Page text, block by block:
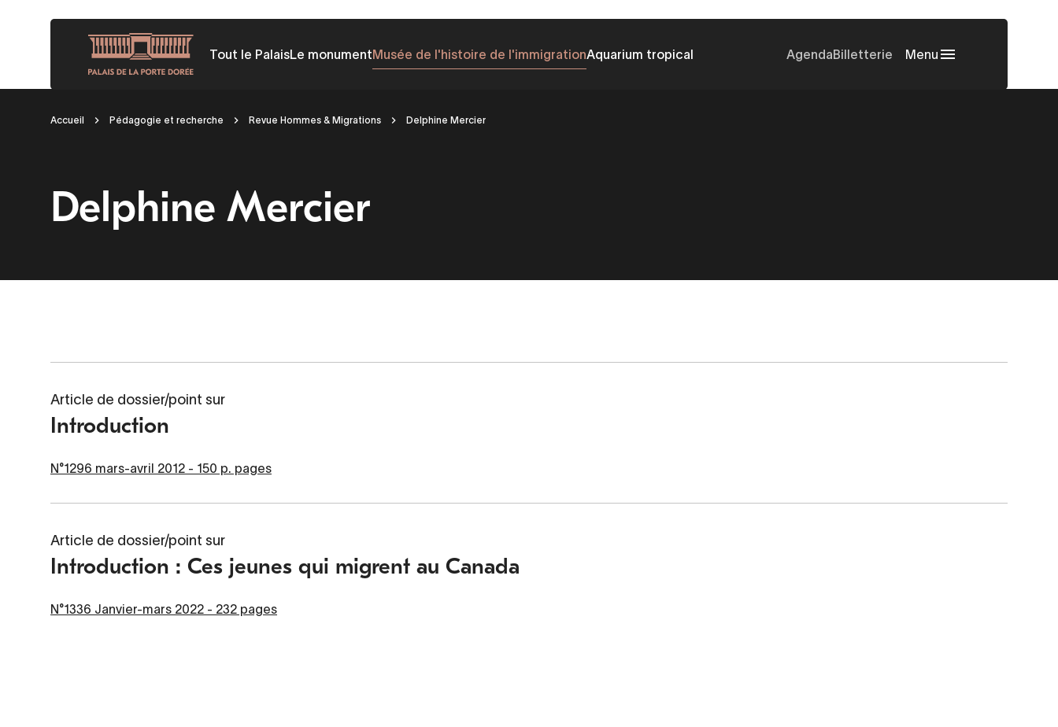
principal
Tout le PalaisLe monumentMusée de l'histoire de l'immigrationAquarium tropical AgendaBilletterie Menu
Fil
Accueil Pédagogie et recherche Revue Hommes & Migrations Delphine Mercier
Delphine Mercier
Article de dossier/point sur
Introduction
N°1296 mars-avril 2012 - 150 p. pages
Article de dossier/point sur
Introduction : Ces jeunes qui migrent au Canada
N°1336 Janvier-mars 2022 - 232 pages